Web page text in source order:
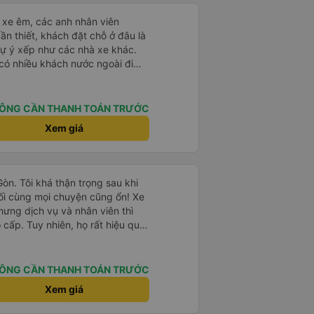
Chuyện gì xảy ra với
và tôi đang nói về nó. ạn
nghĩ tài xế đã giúp tôi vì nhìn
nghĩ rằng sẽ rất nguy hiểm
các bạn rất nhiều.
êm, các anh nhân viên
thiết, khách đặt chỗ ở đâu là
ý xếp như các nhà xe khác.
nhiều khách nước ngoài đi
CẦN THANH TOÁN TRƯỚC
Xem giá
Tôi khá thận trọng sau khi
cùng mọi chuyện cũng ổn! Xe
dịch vụ và nhân viên thì
Tuy nhiên, họ rất hiệu quả
riêng ở Hội An, điều này
chúng tôi từ văn phòng ra
xe buýt. Chúng tôi dừng lại
lúc 8:30 tối. Chắc hẳn họ
chúng tôi đến phía bắc Sài
xe của họ?), nơi họ đưa
CẦN THANH TOÁN TRƯỚC
Xem giá